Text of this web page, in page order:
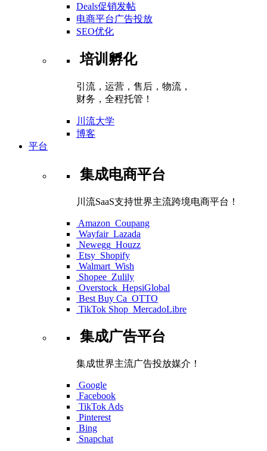
Deals促销发帖
电商平台广告投放
SEO优化
培训孵化
引流，运营，售后，物流，
财务，全程托管！
川流大学
博客
平台
集成电商平台
川流SaaS支持世界主流跨境电商平台！
Amazon Coupang
Wayfair Lazada
Newegg Houzz
Etsy Shopify
Walmart Wish
Shopee Zulily
Overstock HepsiGlobal
Best Buy Ca OTTO
TikTok Shop MercadoLibre
集成广告平台
集成世界主流广告投放媒介！
Google
Facebook
TikTok Ads
Pinterest
Bing
Snapchat